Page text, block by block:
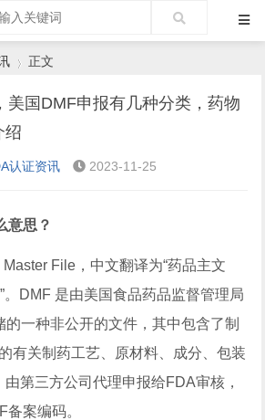
›
正文
美国DMF申报有几种分类，药物
绍
认证资讯 2023-11-25
意思？
File，中文翻译为“药品主文
。DMF 是由美国食品药品监督管理局
的一种非公开的文件，其中包含了制
有关制药工艺、原材料、成分、包装
第三方公司代理申报给FDA审核，
案编码。